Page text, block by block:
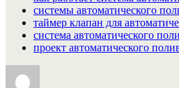
системы автоматического
таймер клапан для
система автоматического
проект автоматического